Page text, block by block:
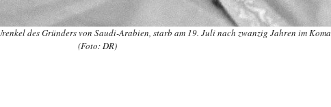
des Gründers von Saudi-Arabien, starb am 19. Juli nach zwanzig Jahren im Koma
(Foto: DR)